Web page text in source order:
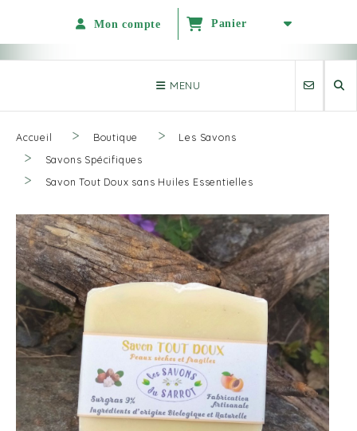
Mon compte Panier
MENU
Accueil Boutique
Les Savons
Savons Spécifiques
Savon Tout Doux sans Huiles Essentielles